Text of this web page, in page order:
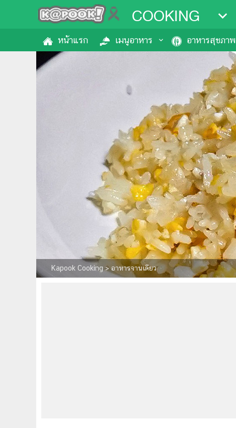
COOKING
หน้าแรก เมนูอาหาร อาหารสุขภาพ
Kapook Cooking >อาหารจานเดียว